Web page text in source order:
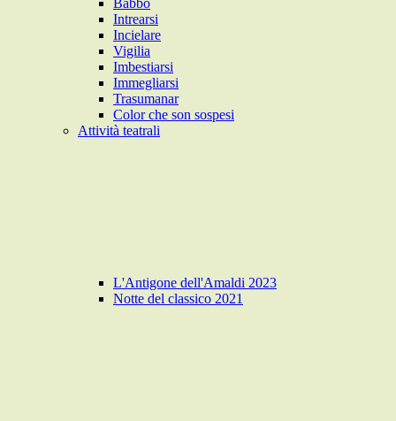
Babbo
Intrearsi
Incielare
Vigilia
Imbestiarsi
Immegliarsi
Trasumanar
Color che son sospesi
Attività teatrali
L'Antigone dell'Amaldi 2023
Notte del classico 2021